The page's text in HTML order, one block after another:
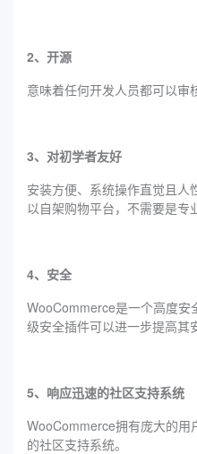
2、开源
意味着任何开发人员都可以审
3、对初学者友好
安装方便、系统操作直觉且
以自架购物平台，不需要是专
4、安全
WooCommerce是一个高度安
级安全插件可以进一步提高其
5、响应迅速的社区支持系统
WooCommerce拥有庞大的用
的社区支持系统。